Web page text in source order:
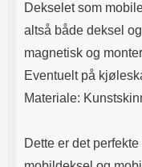
Dekselet som
altså både deksel
magnetisk og
Eventuelt på
Materiale:
Dette er det